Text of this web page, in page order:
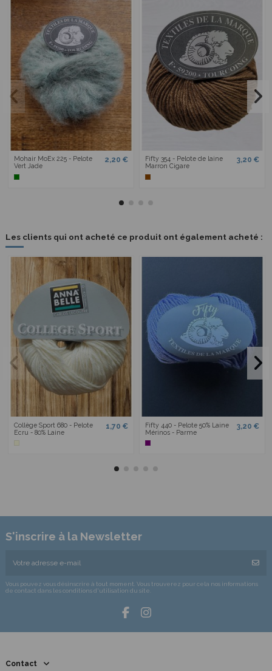
Mohair MoEx 225 - Pelote
Vert Jade
2,20 €
Fifty 354 - Pelote de laine
Marron Cigare
3,20 €
Les clients qui ont acheté ce produit ont également acheté :
Collège Sport 680 - Pelote
Ecru - 80% Laine
1,70 €
Fifty 440 - Pelote 50% Laine
Mérinos - Parme
3,20 €
S'inscrire à la Newsletter
Vous pouvez vous désinscrire à tout moment. Vous trouverez pour cela nos informations
de contact dans les conditions d'utilisation du site.
Contact